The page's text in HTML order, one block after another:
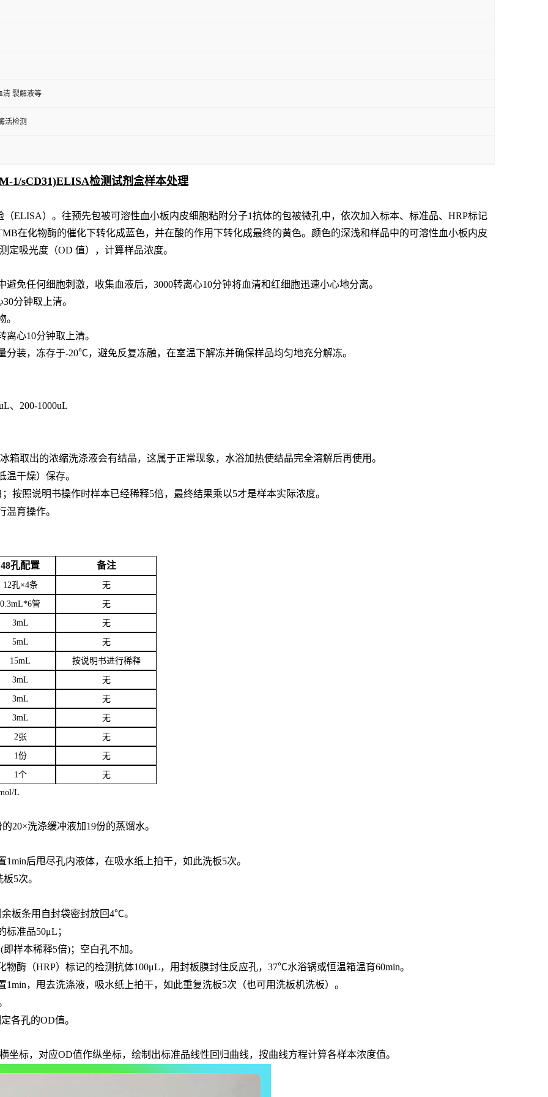
清 裂解液等
活检测
1/sCD31)ELISA检测试剂盒样本处理
（ELISA）。 往预先包被可溶性血小板内皮细胞粘附分子1抗体的包被微孔中，依次加入标本、标准品、 HRP标记
在化物酶的催化下转化成蓝色，并在酸的作用下转化成最终的黄色。颜色的深浅和样品中的可溶性血小板内皮
定吸光度（OD 值），计算样品浓度。
免任何细胞刺激，收集血液后，3000转离心10分钟将血清和红细胞迅速小心地分离。
分钟取上清。
。
心10分钟取上清。
装，冻存于-20℃，避免反复冻融，在室温下解冻并确保样品均匀地充分解冻。
、200-1000uL
箱取出的浓缩洗涤液会有结晶，这属于正常现象，水浴加热使结晶完全溶解后再使用。
干燥）保存。
按照说明书操作时样本已经稀释5倍，最终结果乘以5才是样本实际浓度。
育操作。
48孔配置 备注
12孔×4条 无
0.3mL*6管 无
3mL 无
5mL 无
15mL 按说明书进行稀释
3mL 无
3mL 无
3mL 无
2张 无
1份 无
1个
无
L
20×洗涤缓冲液加19份的蒸馏水。
1min后甩尽孔内液体，在吸水纸上拍干，如此洗板5次。
5次。
板条用自封袋密封放回4℃。
标准品50μL；
(即样本稀释5倍)； 空白孔不加。
物酶（HRP）标记的检测抗体100μL，用封板膜封住反应孔，37℃水浴锅或恒温箱温育60min。
1min，甩去洗涤液，吸水纸上拍干，如此重复洗板5次（也可用洗板机洗板）。
各孔的OD值。
坐标，对应OD值作纵坐标，绘制出标准品线性回归曲线，按曲线方程计算各样本浓度值。